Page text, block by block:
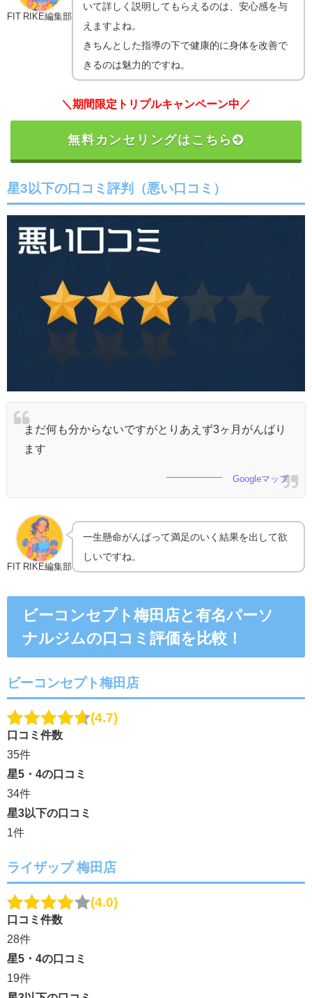
FIT RIKE編集部
いて詳しく説明してもらえるのは、安心感を与
えますよね。
きちんとした指導の下で健康的に身体を改善で
きるのは魅力的ですね。
＼期間限定トリプルキャンペーン中／
無料カンセリングはこちら
星3以下の口コミ評判（悪い口コミ）
まだ何も分からないですがとりあえず3ヶ月がんばり
ます
Googleマップ
FIT RIKE編集部
一生懸命がんばって満足のいく結果を出して欲
しいですね。
ビーコンセプト梅田店と有名パーソ
ナルジムの口コミ評価を比較！
ビーコンセプト梅田店
4.7
口コミ件数
35件
星5・4の口コミ
34件
星3以下の口コミ
1件
ライザップ 梅田店
4.0
口コミ件数
28件
星5・4の口コミ
19件